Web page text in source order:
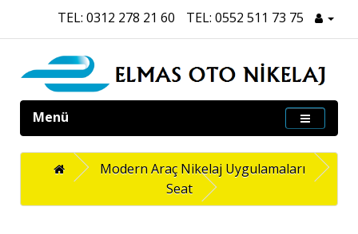
TEL: 0312 278 21 60 TEL: 0552 511 73 75
Menü
Modern Araç Nikelaj Uygulamaları
Seat